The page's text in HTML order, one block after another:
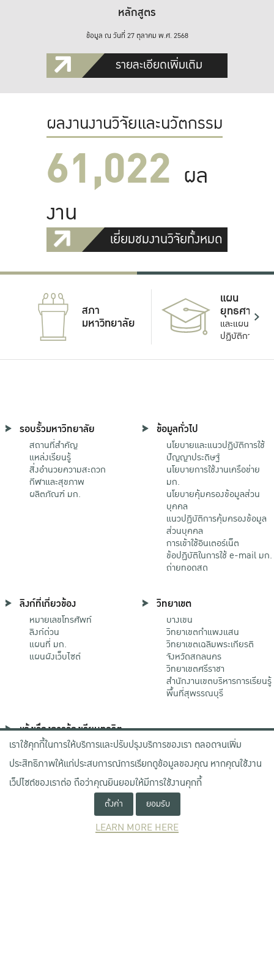
หลักสูตร
ข้อมูล ณ วันที่ 27 ตุลาคม พ.ศ. 2568
รายละเอียดเพิ่มเติม
ผลงานงานวิจัยและนวัตกรรม
61,022 ผล
งาน
เยี่ยมชมงานวิจัยทั้งหมด
สภา
มหาวิทยาลัย
แผน
ยุทธศาสตร์
และแผน
ปฏิบัติการ
รอบรั้วมหาวิทยาลัย
สถานที่สำคัญ
แหล่งเรียนรู้
สิ่งอำนวยความสะดวก
กีฬาและสุขภาพ
ผลิตภัณฑ์ มก.
ข้อมูลทั่วไป
นโยบายและแนวปฏิบัติการใช้
ปัญญาประดิษฐ์
นโยบายการใช้งานเครือข่าย
มก.
นโยบายคุ้มครองข้อมูลส่วน
บุคคล
แนวปฏิบัติการคุ้มครองข้อมูล
ส่วนบุคคล
การเข้าใช้อินเตอร์เน็ต
ข้อปฏิบัติในการใช้ e-mail มก.
ถ่ายทอดสด
ลิงก์ที่เกี่ยวข้อง
หมายเลขโทรศัพท์
ลิงก์ด่วน
แผนที่ มก.
แผนผังเว็บไซต์
วิทยาเขต
บางเขน
วิทยาเขตกําแพงแสน
วิทยาเขตเฉลิมพระเกียรติ
จังหวัดสกลนคร
วิทยาเขตศรีราชา
สำนักงานเขตบริหารการเรียนรู้
พื้นที่สุพรรณบุรี
แจ้งเรื่องการร้องเรียนทุจริต
ช่องทางมหาวิทยาลัย
เกษตรศาสตร์
ช่องทางสำนักงาน ป.ป.ช.
ช่องทางสำนักงาน ป.ป.ท.
NEWCOMER
เราใช้คุกกี้ในการให้บริการและปรับปรุงบริการของเรา ตลอดจนเพิ่ม
ประสิทธิภาพให้แก่ประสบการณ์การเรียกดูข้อมูลของคุณ หากคุณใช้งาน
เว็ปไซต์ของเราต่อ ถือว่าคุณยินยอมให้มีการใช้งานคุกกี้
ตั้งค่า ยอมรับ
LEARN MORE HERE